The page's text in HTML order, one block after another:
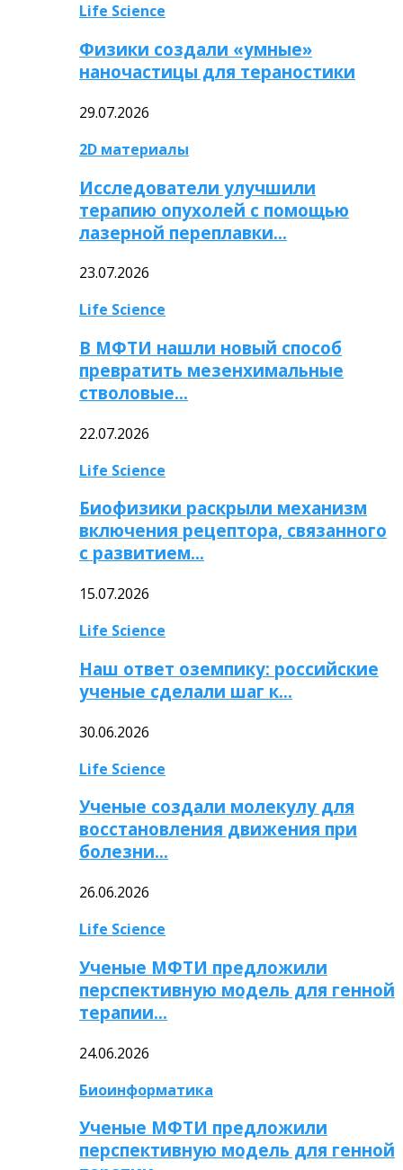
Life Science
Физики создали «умные»
наночастицы для тераностики
29.07.2026
2D материалы
Исследователи улучшили
терапию опухолей с помощью
лазерной переплавки…
23.07.2026
Life Science
В МФТИ нашли новый способ
превратить мезенхимальные
стволовые…
22.07.2026
Life Science
Биофизики раскрыли механизм
включения рецептора, связанного
с развитием…
15.07.2026
Life Science
Наш ответ оземпику: российские
ученые сделали шаг к…
30.06.2026
Life Science
Ученые создали молекулу для
восстановления движения при
болезни…
26.06.2026
Life Science
Ученые МФТИ предложили
перспективную модель для генной
терапии…
24.06.2026
Биоинформатика
Ученые МФТИ предложили
перспективную модель для генной